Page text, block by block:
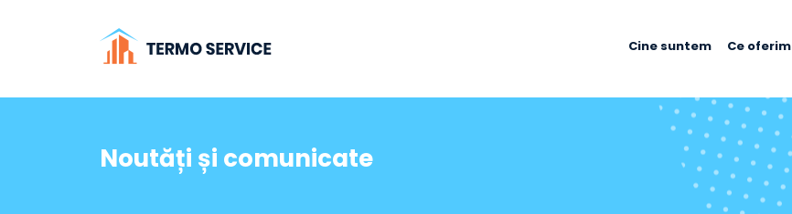
Cine suntem Ce oferim
Noutăți și comunicate